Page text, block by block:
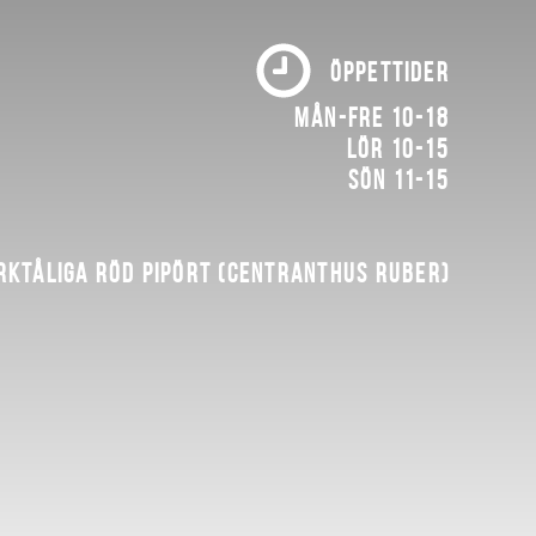
ÖPPETTIDER
Mån-fre 10-18
Lör 10-15
Sön 11-15
röd pipört (Centranthus ruber)